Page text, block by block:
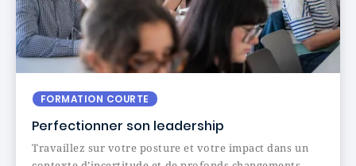
FORMATION COURTE
Perfectionner son leadership
Travaillez sur votre posture et votre impact dans un